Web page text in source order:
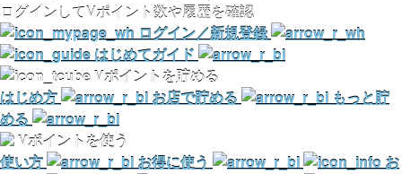
ログインしてVポイント数や履歴を確認
ログイン／新規登録
はじめてガイド
Vポイントを貯める
はじめ方
お店で貯める
もっと貯
める
Vポイントを使う
使い方
お得に使う
お